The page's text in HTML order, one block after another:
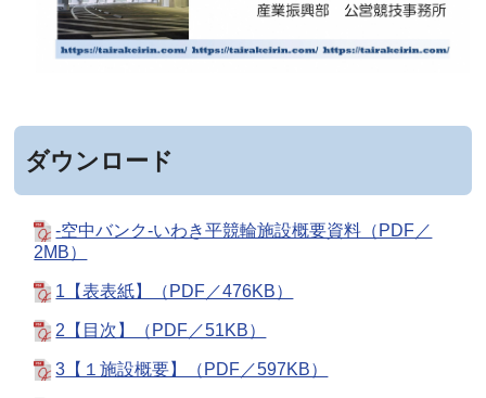
ダウンロード
-空中バンク-いわき平競輪施設概要資料（PDF／
2MB）
1【表表紙】（PDF／476KB）
2【目次】（PDF／51KB）
3【１施設概要】（PDF／597KB）